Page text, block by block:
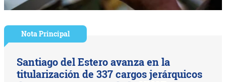
Nota Principal
Santiago del Estero avanza en la
titularización de 337 cargos jerárquicos